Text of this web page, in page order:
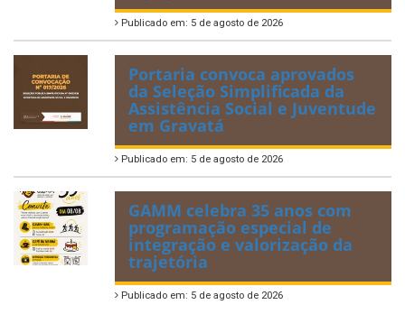
Publicado em: 5 de agosto de 2026
Portaria convoca aprovados
da Seleção Simplificada da
Assistência Social e Juventude
em Gravatá
Publicado em: 5 de agosto de 2026
GAMM celebra 35 anos com
programação especial de
integração e valorização da
trajetória
Publicado em: 5 de agosto de 2026